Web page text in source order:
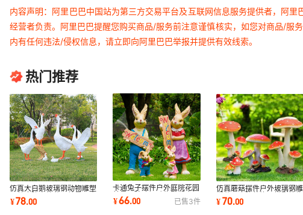
内容声明：阿里巴巴中国站为第三方交易平台及互联网信息服务提供者，阿
经营者负责。阿里巴巴提醒您购买商品/服务前注意谨慎核实，如您对商品/服
内有任何违法/侵权信息，请立即向阿里巴巴举报并提供有效线索。
热门推荐
仿真大白鹅玻璃钢动物雕塑
天鹅庭院户外花园林景观水
池造景大摆件
¥78.00
卡通兔子摆件户外庭院花园
林景观玻璃钢动物雕塑广场
草坪装饰美陈
¥66.00 已售3件
仿真蘑菇摆件户外玻璃钢雕
塑花园庭院装饰品模型植物
园林景观造景
¥70.00